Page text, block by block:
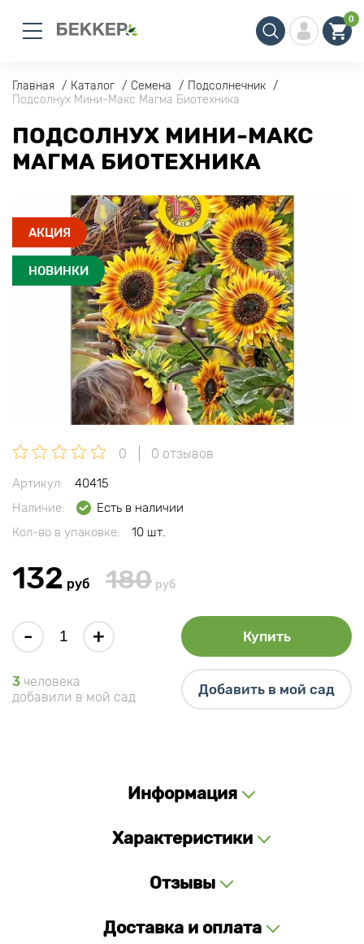
0
Главная Каталог Семена
Подсолнечник
Подсолнух Мини-Макс Магма Биотехника
ПОДСОЛНУХ МИНИ-МАКС
МАГМА БИОТЕХНИКА
АКЦИЯ
НОВИНКИ
0 0 отзывов
Артикул:
40415
Наличие:
Есть в наличии
Кол-во в упаковке:
10 шт.
132 руб 180 руб
- + Купить
3 человека
добавили в мой сад
Добавить в мой сад
Информация
Характеристики
Отзывы
Доставка и оплата